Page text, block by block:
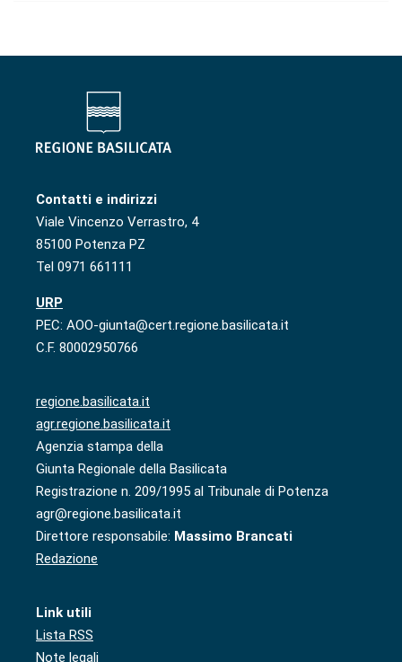
Contatti e indirizzi
Viale Vincenzo Verrastro, 4
85100 Potenza PZ
Tel 0971 661111
URP
PEC: AOO-giunta@cert.regione.basilicata.it
C.F. 80002950766
regione.basilicata.it
agr.regione.basilicata.it
Agenzia stampa della
Giunta Regionale della Basilicata
Registrazione n. 209/1995 al Tribunale di Potenza
agr@regione.basilicata.it
Direttore responsabile: Massimo Brancati
Redazione
Link utili
Lista RSS
Note legali